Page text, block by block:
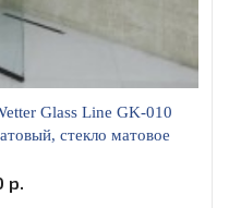
Glass Line GK-010
стекло матовое
р.